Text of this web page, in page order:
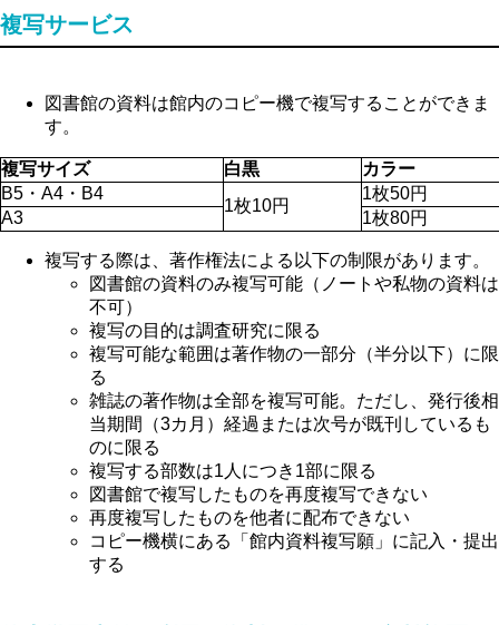
複写サービス
図書館の資料は館内のコピー機で複写することができま
す。
複写サイズ 白黒
カラー
B5・A4・B4
1枚10円
1枚50円
A3
1枚80円
複写する際は、著作権法による以下の制限があります。
図書館の資料のみ複写可能（ノートや私物の資料は
不可）
複写の目的は調査研究に限る
複写可能な範囲は著作物の一部分（半分以下）に限
る
雑誌の著作物は全部を複写可能。ただし、発行後相
当期間（3カ月）経過または次号が既刊しているも
のに限る
複写する部数は1人につき1部に限る
図書館で複写したものを再度複写できない
再度複写したものを他者に配布できない
コピー機横にある「館内資料複写願」に記入・提出
する